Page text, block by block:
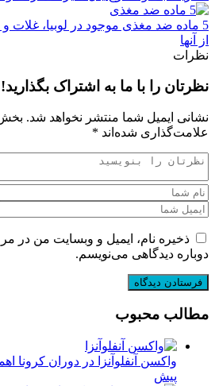
5 ماده ضد مغذی موجود در لوبیا، غلات
از آنها
نظرات
نظرتان را با ما به اشتراک بگذارید!
نشانی ایمیل شما منتشر نخواهد شد.
علامت‌گذاری شده‌اند *
ذخیره نام، ایمیل و وبسایت من در
دوباره دیدگاهی می‌نویسم.
مطالب محبوب
واکسن آنفلوآنزا در دوران کرونا
پیش